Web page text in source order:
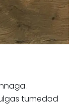
tumedad